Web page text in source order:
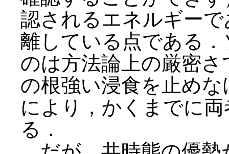
認されるエネルギー
離している点である
のは方法論上の厳密
の根強い浸食を止め
により，かくまでに
る．